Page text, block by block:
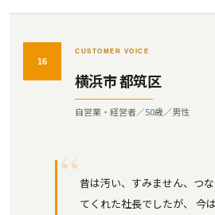
16
CUSTOMER VOICE
横浜市 都筑区
自営業・経営者／50歳／男性
昔は汚い、すみません、つ
てくれた社長でしたが、 今